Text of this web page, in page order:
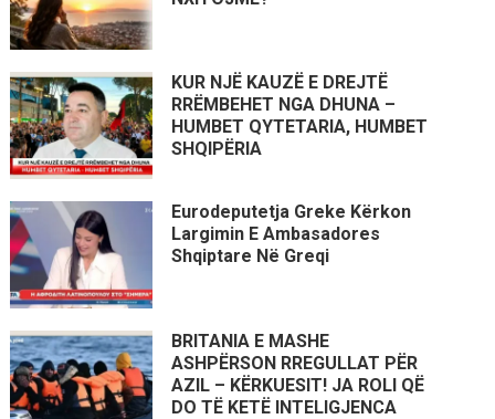
KUR NJË KAUZË E DREJTË
RRËMBEHET NGA DHUNA –
HUMBET QYTETARIA, HUMBET
SHQIPËRIA
Eurodeputetja Greke Kërkon
Largimin E Ambasadores
Shqiptare Në Greqi
BRITANIA E MASHE
ASHPËRSON RREGULLAT PËR
AZIL – KËRKUESIT! JA ROLI QË
DO TË KETË INTELIGJENCA